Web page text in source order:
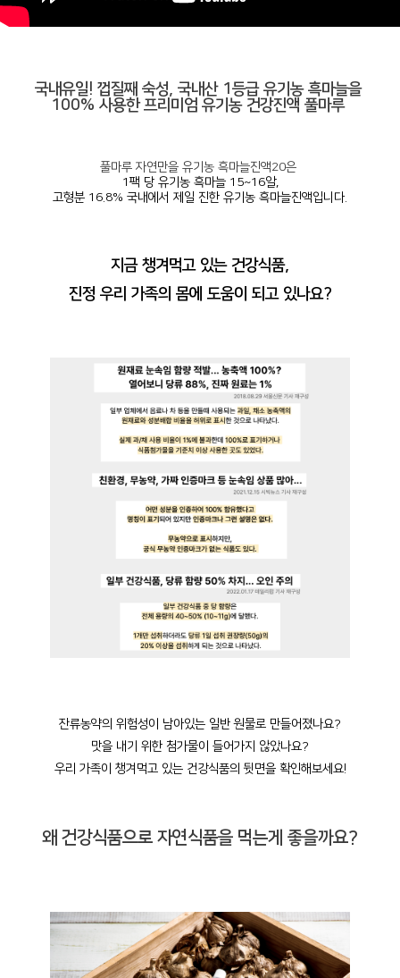
국내유일! 껍질째 숙성, 국내산 1등급 유기농 흑마늘을
100% 사용한 프리미엄 유기농 건강진액 풀마루
풀마루 자연만을 유기농 흑마늘진액20은
1팩 당 유기농 흑마늘 15~16알,
고형분 16.8% 국내에서 제일 진한 유기농 흑마늘진액입니다.
지금 챙겨먹고 있는 건강식품,
진정 우리 가족의 몸에 도움이 되고 있나요?
잔류농약의 위험성이 남아있는 일반 원물로 만들어졌나요?
맛을 내기 위한 첨가물이 들어가지 않았나요?
우리 가족이 챙겨먹고 있는 건강식품의 뒷면을 확인해보세요!
왜 건강식품으로 자연식품을 먹는게 좋을까요?